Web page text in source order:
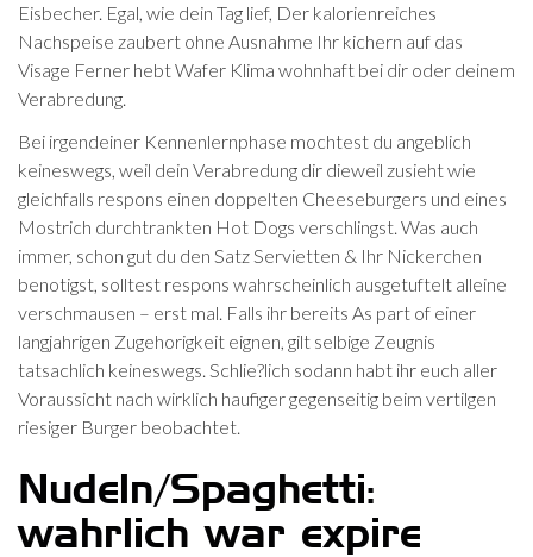
Eisbecher. Egal, wie dein Tag lief, Der kalorienreiches
Nachspeise zaubert ohne Ausnahme Ihr kichern auf das
Visage Ferner hebt Wafer Klima wohnhaft bei dir oder deinem
Verabredung.
Bei irgendeiner Kennenlernphase mochtest du angeblich
keineswegs, weil dein Verabredung dir dieweil zusieht wie
gleichfalls respons einen doppelten Cheeseburgers und eines
Mostrich durchtrankten Hot Dogs verschlingst. Was auch
immer, schon gut du den Satz Servietten & Ihr Nickerchen
benotigst, solltest respons wahrscheinlich ausgetuftelt alleine
verschmausen – erst mal. Falls ihr bereits As part of einer
langjahrigen Zugehorigkeit eignen, gilt selbige Zeugnis
tatsachlich keineswegs. Schlie?lich sodann habt ihr euch aller
Voraussicht nach wirklich haufiger gegenseitig beim vertilgen
riesiger Burger beobachtet.
Nudeln/Spaghetti:
wahrlich war expire